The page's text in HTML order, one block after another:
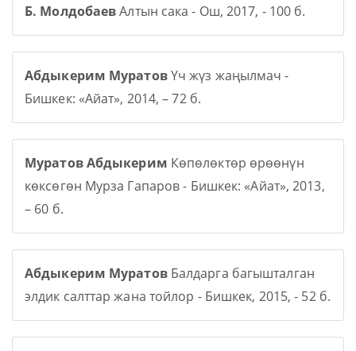
Б. МолдобаевАлтын сака - Ош, 2017, - 100 б.
Абдыкерим МуратовҮч жүз жаңылмач -
Бишкек: «Айат», 2014, – 72 б.
Муратов Абдыкерим Көпөлөктөр өрөөнүн
көксөгөн Мурза Гапаров - Бишкек: «Айат», 2013,
– 60 б.
Абдыкерим МуратовБалдарга багышталган
элдик салттар жана тойлор - Бишкек, 2015, - 52 б.